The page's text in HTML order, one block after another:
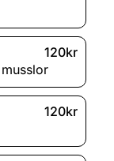
120kr
musslor
120kr